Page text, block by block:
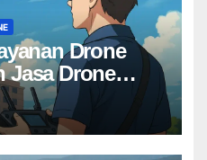
Drone
Jasa Drone
Anda